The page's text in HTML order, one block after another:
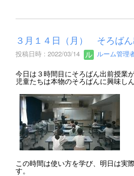
３月１４日（月） そろば
投稿日時 : 2022/03/14 ルーム管理
今日は３時間目にそろばん出前授業が
児童たちは本物のそろばんに興味し
この時間は使い方を学び、明日は実
す。